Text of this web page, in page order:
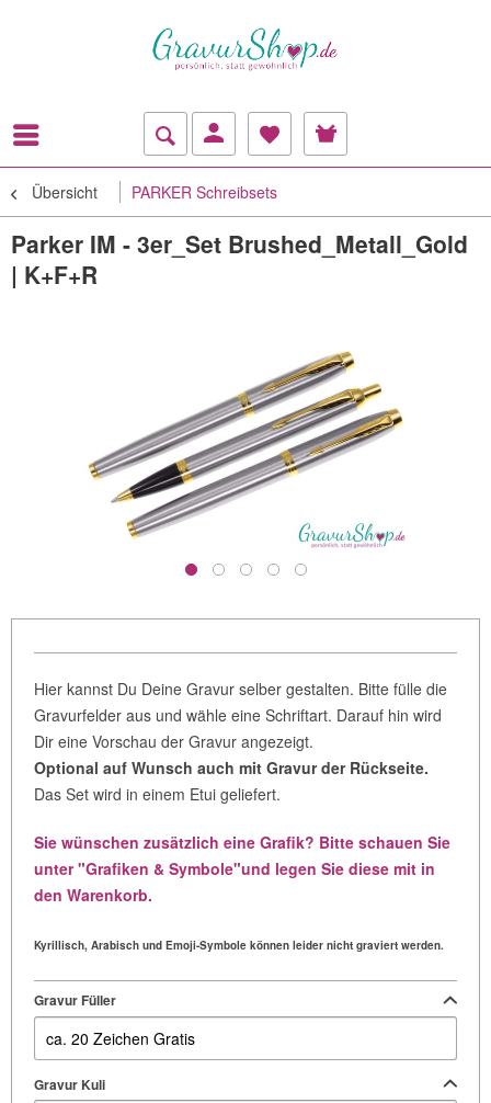
Übersicht PARKER Schreibsets
Parker IM - 3er_Set Brushed_Metall_Gold
| K+F+R
Hier kannst Du Deine Gravur selber gestalten. Bitte fülle die
Gravurfelder aus und wähle eine Schriftart. Darauf hin wird
Dir eine Vorschau der Gravur angezeigt.
Optional auf Wunsch auch mit Gravur der Rückseite.
Das Set wird in einem Etui geliefert.
Sie wünschen zusätzlich eine Grafik? Bitte schauen Sie
unter "Grafiken & Symbole"und legen Sie diese mit in
den Warenkorb.
Kyrillisch, Arabisch und Emoji-Symbole können leider nicht graviert werden.
Gravur Füller
Gravur Kuli